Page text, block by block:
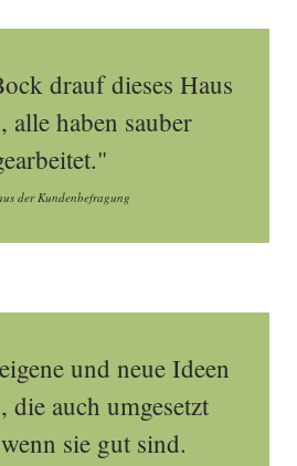
drauf dieses Haus
alle haben sauber
der Kundenbefragung
und neue Ideen
die auch umgesetzt
sie gut sind.